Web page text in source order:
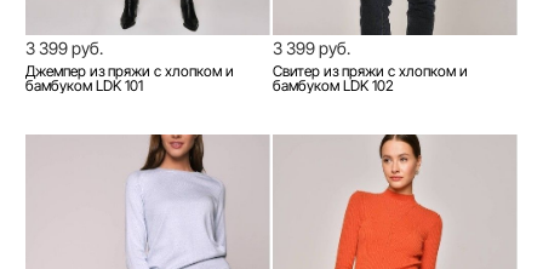
3 399 руб.
Джемпер из пряжи с хлопком и
бамбуком LDK 101
3 399 руб.
Свитер из пряжи с хлопком и
бамбуком LDK 102